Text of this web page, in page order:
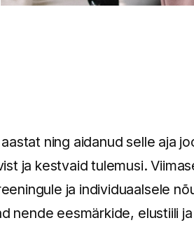
ning aidanud selle aja
ja kestvaid tulemusi.
ja individuaalsele
nende eesmärkide, elustiili